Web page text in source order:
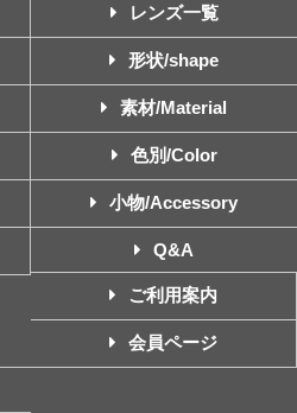
レンズ一覧
形状/shape
素材/Material
色別/Color
小物/Accessory
Q&A
ご利用案内
会員ページ